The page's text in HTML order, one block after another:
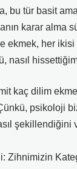
bu tür basit
karar alma
ekmek, her
nasıl
kaç dilim
psikoloji
şekillendiğini
Zihnimizin